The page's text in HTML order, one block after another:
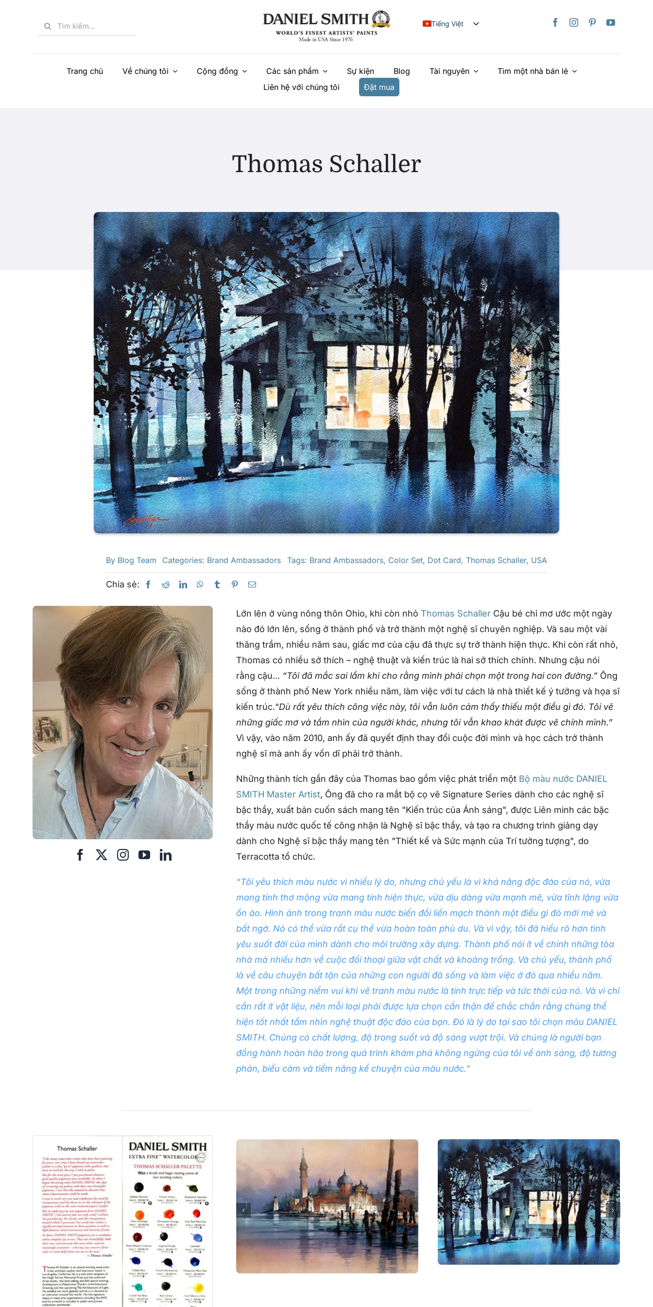
Search
for:
Tiếng Việt
日本語
Français
Trang chủ Về chúng tôi Cộng đồng Các sản phẩm Sự kiện Blog Tài nguyên
Tìm một nhà bán lẻ
Liên hệ với chúng tôi
Đặt mua
Thomas Schaller
By Blog Team Categories: Brand Ambassadors Tags: Brand Ambassadors, Color Set, Dot Card, Thomas Schaller, USA
Chia sẻ:
Lớn lên ở vùng nông thôn Ohio, khi còn nhỏThomas Schaller Cậu bé chỉ mơ ước một ngày
nào đó lớn lên, sống ở thành phố và trở thành một nghệ sĩ chuyên nghiệp. Và sau một vài
thăng trầm, nhiều năm sau, giấc mơ của cậu đã thực sự trở thành hiện thực. Khi còn rất nhỏ,
Thomas có nhiều sở thích – nghệ thuật và kiến trúc là hai sở thích chính. Nhưng cậu nói
rằng cậu... “Tôi đã mắc sai lầm khi cho rằng mình phải chọn một trong hai con đường.” Ông
sống ở thành phố New York nhiều năm, làm việc với tư cách là nhà thiết kế ý tưởng và họa sĩ
kiến trúc.“Dù rất yêu thích công việc này, tôi vẫn luôn cảm thấy thiếu một điều gì đó. Tôi vẽ
những giấc mơ và tầm nhìn của người khác, nhưng tôi vẫn khao khát được vẽ chính mình.”
Vì vậy, vào năm 2010, anh ấy đã quyết định thay đổi cuộc đời mình và học cách trở thành
nghệ sĩ mà anh ấy vốn dĩ phải trở thành.
Những thành tích gần đây của Thomas bao gồm việc phát triển một Bộ màu nước DANIEL
SMITH Master Artist, Ông đã cho ra mắt bộ cọ vẽ Signature Series dành cho các nghệ sĩ
bậc thầy, xuất bản cuốn sách mang tên "Kiến trúc của Ánh sáng", được Liên minh các bậc
thầy màu nước quốc tế công nhận là Nghệ sĩ bậc thầy, và tạo ra chương trình giảng dạy
dành cho Nghệ sĩ bậc thầy mang tên "Thiết kế và Sức mạnh của Trí tưởng tượng", do
Terracotta tổ chức.
“Tôi yêu thích màu nước vì nhiều lý do, nhưng chủ yếu là vì khả năng độc đáo của nó, vừa
mang tính thơ mộng vừa mang tính hiện thực, vừa dịu dàng vừa mạnh mẽ, vừa tĩnh lặng vừa
ồn ào. Hình ảnh trong tranh màu nước biến đổi liền mạch thành một điều gì đó mới mẻ và
bất ngờ. Nó có thể vừa rất cụ thể vừa hoàn toàn phù du. Và vì vậy, tôi đã hiểu rõ hơn tình
yêu suốt đời của mình dành cho môi trường xây dựng. Thành phố nói ít về chính những tòa
nhà mà nhiều hơn về cuộc đối thoại giữa vật chất và khoảng trống. Và chủ yếu, thành phố
là về câu chuyện bất tận của những con người đã sống và làm việc ở đó qua nhiều năm.
Một trong những niềm vui khi vẽ tranh màu nước là tính trực tiếp và tức thời của nó. Và vì chỉ
cần rất ít vật liệu, nên mỗi loại phải được lựa chọn cẩn thận để chắc chắn rằng chúng thể
hiện tốt nhất tầm nhìn nghệ thuật độc đáo của bạn. Đó là lý do tại sao tôi chọn màu DANIEL
SMITH. Chúng có chất lượng, độ trong suốt và độ sáng vượt trội. Và chúng là người bạn
đồng hành hoàn hảo trong quá trình khám phá không ngừng của tôi về ánh sáng, độ tương
phản, biểu cảm và tiềm năng kể chuyện của màu nước.”